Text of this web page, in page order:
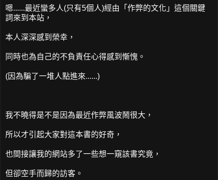
嗯......最近蠻多人(只有5個人)經由「作弊的文化」這個關鍵
詞來到本站，
本人深深感到榮幸，
同時也為自己的不負責任心得感到慚愧。
(因為騙了一堆人點進來......)
我不曉得是不是因為最近作弊風波鬧很大，
所以才引起大家對這本書的好奇，
也間接讓我的網站多了一些想一窺該書究竟，
但卻空手而歸的訪客。